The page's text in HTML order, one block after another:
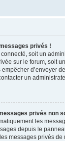
privés !
soit un
sur le forum, soit
d’envoyer
un
privés non
les
depuis le
messages privés